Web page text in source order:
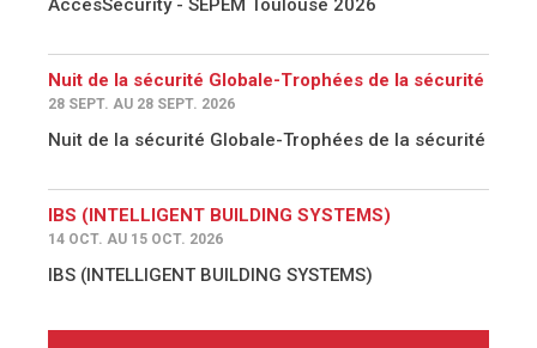
AccesSecurity - SEPEM Toulouse 2026
Nuit de la sécurité Globale-Trophées de la sécurité
28 SEPT. AU 28 SEPT. 2026
Nuit de la sécurité Globale-Trophées de la sécurité
IBS (INTELLIGENT BUILDING SYSTEMS)
14 OCT. AU 15 OCT. 2026
IBS (INTELLIGENT BUILDING SYSTEMS)